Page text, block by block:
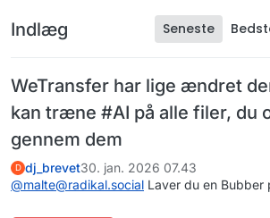
Indlæg Seneste
WeTransfer har lige ændret
kan træne #AI på alle filer, du
gennem dem
D dj_brevet30. jan. 2026 07.43
@malte@radikal.social Laver du en Bubber